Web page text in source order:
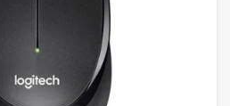
Superlight 2 DEX được trang
và công tắc Lightforce,
điều khiển trong các trò